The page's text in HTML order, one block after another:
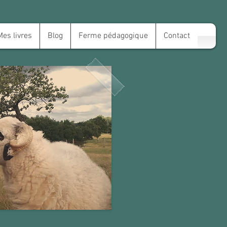
livres Blog Ferme pédagogique Contact